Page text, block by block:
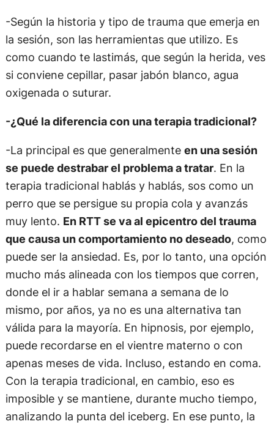
-Según la historia y tipo de trauma que emerja en
la sesión, son las herramientas que utilizo. Es
como cuando te lastimás, que según la herida, ves
si conviene cepillar, pasar jabón blanco, agua
oxigenada o suturar.
-¿Qué la diferencia con una terapia tradicional?
-La principal es que generalmente en una sesión
se puede destrabar el problema a tratar. En la
terapia tradicional hablás y hablás, sos como un
perro que se persigue su propia cola y avanzás
muy lento. En RTT se va al epicentro del trauma
que causa un comportamiento no deseado, como
puede ser la ansiedad. Es, por lo tanto, una opción
mucho más alineada con los tiempos que corren,
donde el ir a hablar semana a semana de lo
mismo, por años, ya no es una alternativa tan
válida para la mayoría. En hipnosis, por ejemplo,
puede recordarse en el vientre materno o con
apenas meses de vida. Incluso, estando en coma.
Con la terapia tradicional, en cambio, eso es
imposible y se mantiene, durante mucho tiempo,
analizando la punta del iceberg. En ese punto, la